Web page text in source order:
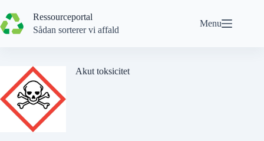
til
indhold
Ressourceportal
Sådan sorterer vi affald
Menu
Akut toksicitet